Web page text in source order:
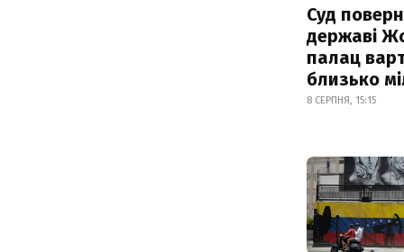
Суд
державі
палац
близько
8 СЕРПНЯ, 15:15